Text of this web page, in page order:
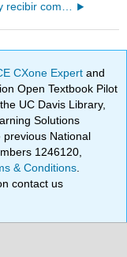
8.4: Dar y recibir comentarios
CXone Expertand
Open Textbook Pilot
UC Davis Library,
Solutions
previous National
1246120,
& Conditions
contact us